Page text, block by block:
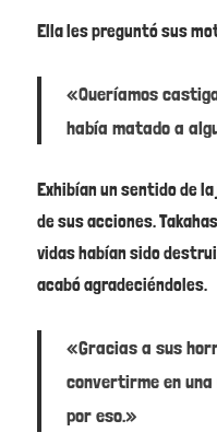
Ella les preguntó sus
«Queríamos
había matado a
Exhibían un sentido de
de sus acciones.
vidas habían sido
acabó agradeciéndoles.
«Gracias a sus
convertirme en
por eso.»